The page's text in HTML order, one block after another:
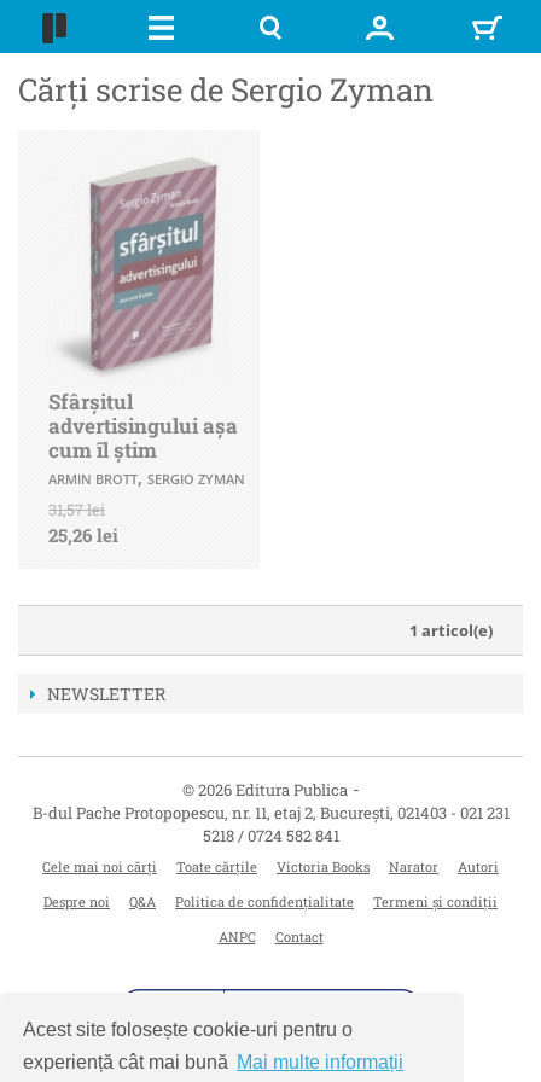
Acest site folosește cookie-uri pentru o
experiență cât mai bună Mai multe informații
Cărți scrise de Sergio Zyman
Sfârșitul
advertisingului așa
cum îl știm
ARMIN BROTT, SERGIO ZYMAN
31,57 lei
25,26 lei
1 articol(e)
NEWSLETTER
© 2026 Editura Publica -
B-dul Pache Protopopescu, nr. 11, etaj 2, București, 021403 - 021 231
5218 / 0724 582 841
Cele mai noi cărți Toate cărțile Victoria Books Narator
Autori
Despre noi
Q&A Politica de confidențialitate
Termeni și condiții
ANPC
Contact